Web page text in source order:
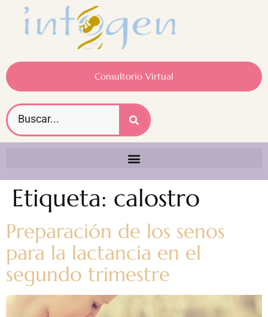
Consultorio Virtual
Etiqueta: calostro
Preparación de los senos
para la lactancia en el
segundo trimestre